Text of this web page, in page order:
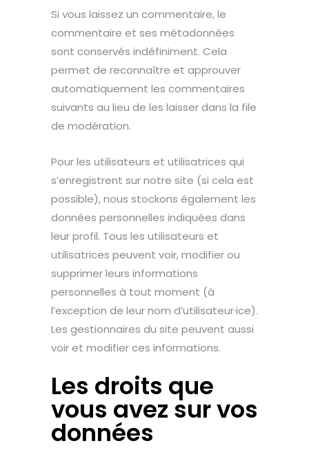
Si vous laissez un commentaire, le
commentaire et ses métadonnées
sont conservés indéfiniment. Cela
permet de reconnaître et approuver
automatiquement les commentaires
suivants au lieu de les laisser dans la file
de modération.
Pour les utilisateurs et utilisatrices qui
s’enregistrent sur notre site (si cela est
possible), nous stockons également les
données personnelles indiquées dans
leur profil. Tous les utilisateurs et
utilisatrices peuvent voir, modifier ou
supprimer leurs informations
personnelles à tout moment (à
l’exception de leur nom d’utilisateur·ice).
Les gestionnaires du site peuvent aussi
voir et modifier ces informations.
Les droits que
vous avez sur vos
données